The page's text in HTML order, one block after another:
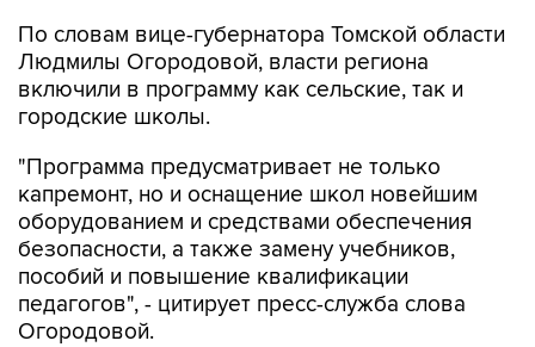
По словам вице-губернатора Томской области
Людмилы Огородовой, власти региона
включили в программу как сельские, так и
городские школы.
"Программа предусматривает не только
капремонт, но и оснащение школ новейшим
оборудованием и средствами обеспечения
безопасности, а также замену учебников,
пособий и повышение квалификации
педагогов", - цитирует пресс-служба слова
Огородовой.